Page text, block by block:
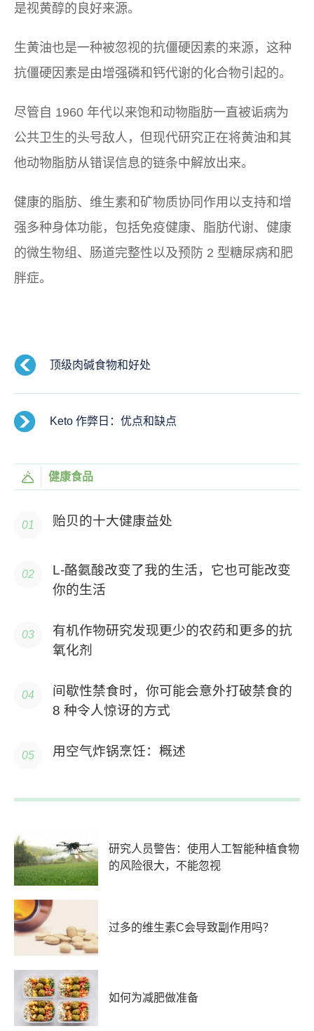
是视黄醇的良好来源。
生黄油也是一种被忽视的抗僵硬因素的来源，这种
抗僵硬因素是由增强磷和钙代谢的化合物引起的。
尽管自 1960 年代以来饱和动物脂肪一直被诟病为
公共卫生的头号敌人，但现代研究正在将黄油和其
他动物脂肪从错误信息的链条中解放出来。
健康的脂肪、维生素和矿物质协同作用以支持和增
强多种身体功能，包括免疫健康、脂肪代谢、健康
的微生物组、肠道完整性以及预防 2 型糖尿病和肥
胖症。
顶级肉碱食物和好处
Keto 作弊日：优点和缺点
健康食品
贻贝的十大健康益处
L-酪氨酸改变了我的生活，它也可能改变
你的生活
有机作物研究发现更少的农药和更多的抗
氧化剂
间歇性禁食时，你可能会意外打破禁食的
8 种令人惊讶的方式
用空气炸锅烹饪：概述
研究人员警告：使用人工智能种植食物
的风险很大，不能忽视
过多的维生素C会导致副作用吗？
如何为减肥做准备